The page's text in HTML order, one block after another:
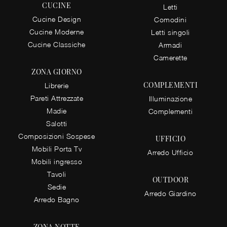
CUCINE
Cucine Design
Cucine Moderne
Cucine Classiche
ZONA GIORNO
Librerie
Pareti Attrezzate
Madie
Salotti
Composizioni Sospese
Mobili Porta Tv
Mobili ingresso
Tavoli
Sedie
Arredo Bagno
Letti
Comodini
Letti singoli
Armadi
Camerette
COMPLEMENTI
Illuminazione
Complementi
UFFICIO
Arredo Ufficio
OUTDOOR
Arredo Giardino